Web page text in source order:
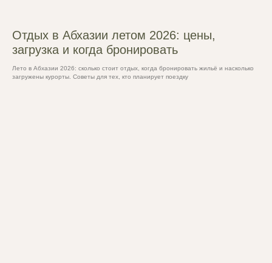
Отдых в Абхазии летом 2026: цены,
загрузка и когда бронировать
Лето в Абхазии 2026: сколько стоит отдых, когда бронировать жильё и насколько
загружены курорты. Советы для тех, кто планирует поездку